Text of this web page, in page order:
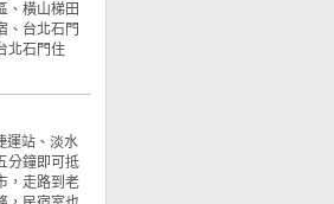
、橫山梯田
、台北石門
北石門住
運站、淡水
分鐘即可抵
，走路到老